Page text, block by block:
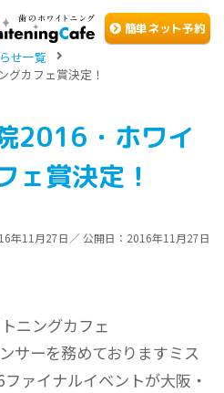
簡単ネッ ト予約
せ一覧
グカフェ賞決定！
2016・ホワイ
ェ賞決定！
年11月27日／ 公開日：2016年11月27日
ニングカフェ
サーを務めておりますミス
ァイナルイベントが大阪・